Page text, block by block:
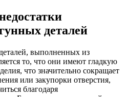
деталей
выполненных из
то, что они имеют гладкую
что значительно сокращает
или закупорки отверстия,
благодаря